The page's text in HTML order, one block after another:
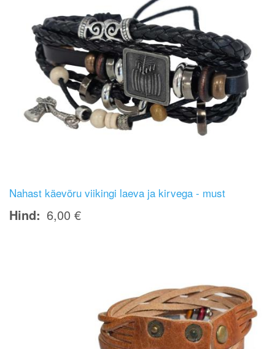
Nahast käevõru viikingi laeva ja kirvega - must
Hind 6,00 €